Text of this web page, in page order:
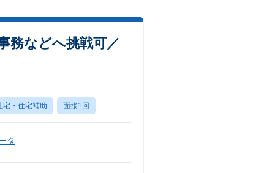
務などへ挑戦可／
宅・住宅補助 面接1回
タ